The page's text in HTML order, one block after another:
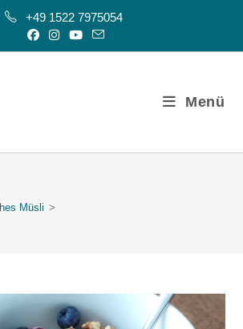
+49 1522 7975054
Menü
Müsli >